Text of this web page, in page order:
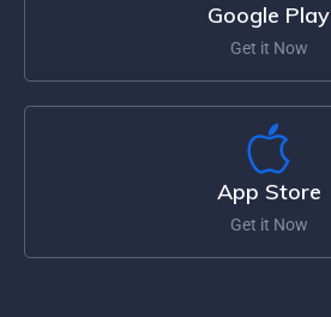
Google Play
Get it Now
App Store
Get it Now